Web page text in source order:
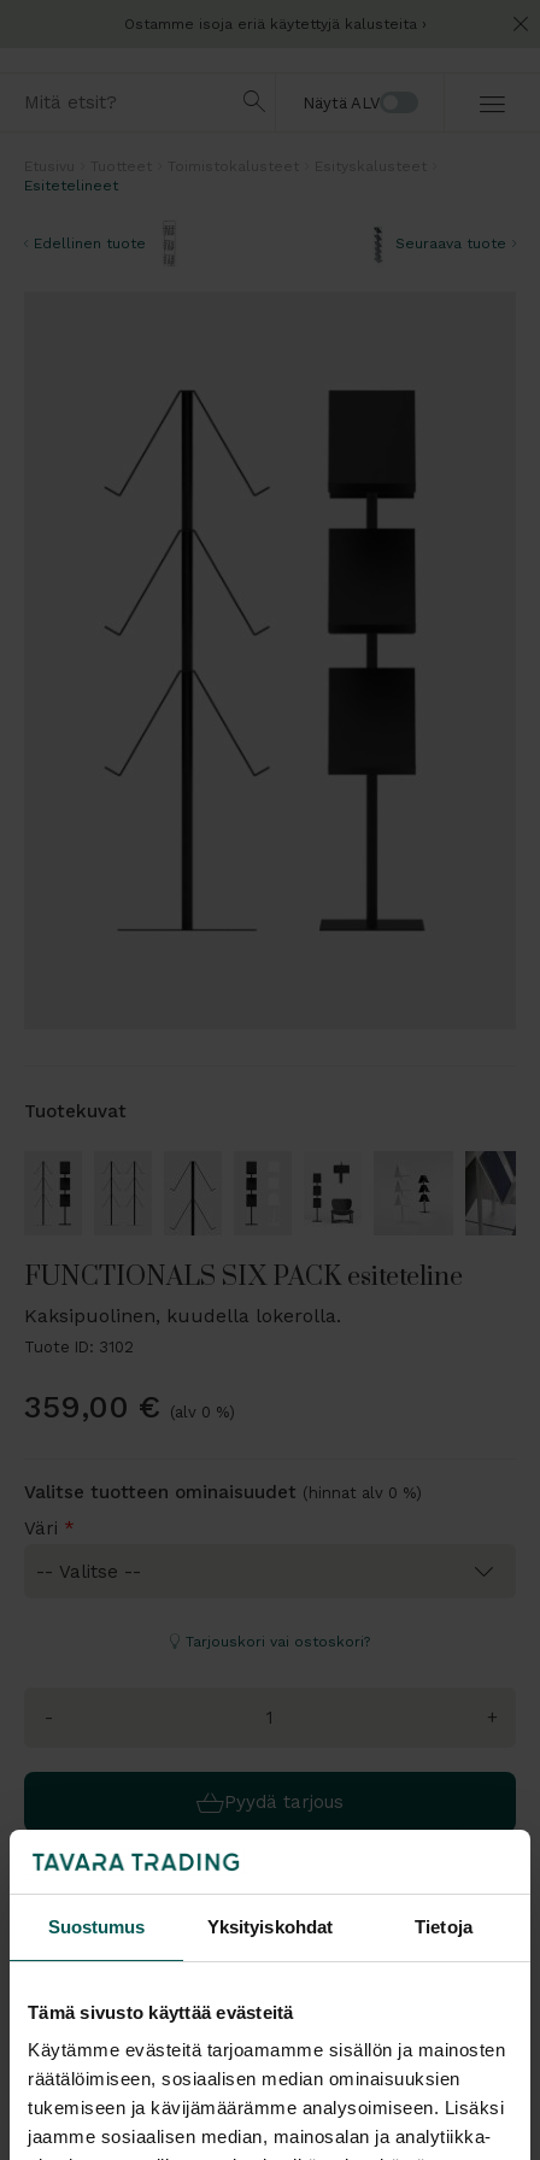
Suostumus Yksityiskohdat Tietoja
Tämä sivusto käyttää evästeitä
Käytämme evästeitä tarjoamamme sisällön ja mainosten
räätälöimiseen, sosiaalisen median ominaisuuksien
tukemiseen ja kävijämäärämme analysoimiseen. Lisäksi
jaamme sosiaalisen median, mainosalan ja analytiikka-
Ostamme isoja eriä käytettyjä kalusteita
Näytä ALV
Esitetelineet
Edellinen tuote Seuraava tuote
Tuotekuvat
FUNCTIONALS SIX PACK esiteteline
Kaksipuolinen, kuudella lokerolla.
Tuote ID: 3102
359,00 € (alv 0 %)
Valitse tuotteen ominaisuudet (hinnat alv 0 %)
Väri *
Tarjouskori vai ostoskori?
- +
Pyydä tarjous
Värivaihtoehdot:
Saatavuus
Tampere: Tilaustuote
Toimitukset kattavasti
koko Suomeen.
Malli esillä myymälöissä (Vantaa), tervetuloa tutustumaan!